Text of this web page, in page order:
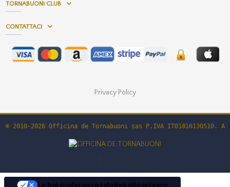
TORNABUONI CLUB
CONTATTACI
Privacy Policy
© 2010-2026 Officina de Tornabuoni sas P.IVA IT01816130510.
Le tue preferenze relative alla privacy